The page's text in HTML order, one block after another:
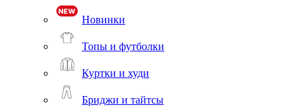
Новинки
Топы и футболки
Куртки и худи
Бриджи и тайтсы